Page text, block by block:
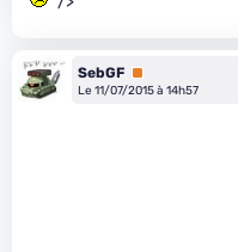
SebGF Premium
Le 11/07/2015 à 14h57